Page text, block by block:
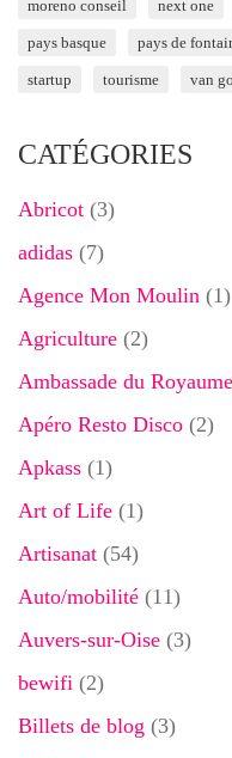
moreno conseil next one
pays basque pays de
startup tourisme van
CATÉGORIES
Abricot (3)
adidas (7)
Agence Mon Moulin (1)
Agriculture (2)
Ambassade du
Apéro Resto Disco (2)
Apkass (1)
Art of Life (1)
Artisanat (54)
Auto/mobilité (11)
Auvers-sur-Oise (3)
bewifi (2)
Billets de blog (3)